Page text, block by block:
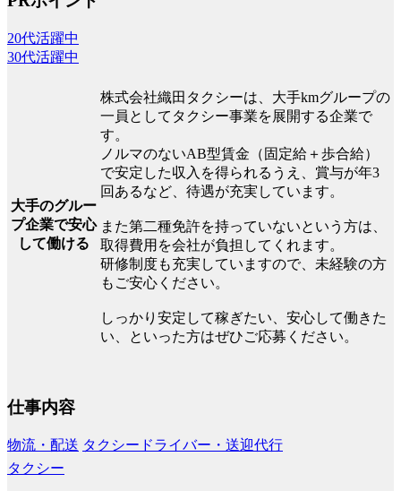
20代活躍中
30代活躍中
大手のグルー
プ企業で安心
して働ける
株式会社織田タクシーは、大手kmグループの
一員としてタクシー事業を展開する企業で
す。
ノルマのないAB型賃金（固定給＋歩合給）
で安定した収入を得られるうえ、賞与が年3
回あるなど、待遇が充実しています。
また第二種免許を持っていないという方は、
取得費用を会社が負担してくれます。
研修制度も充実していますので、未経験の方
もご安心ください。
しっかり安定して稼ぎたい、安心して働きた
い、といった方はぜひご応募ください。
仕事内容
物流・配送 タクシードライバー・送迎代行
タクシー